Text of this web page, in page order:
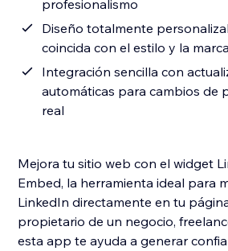
profesionalismo
Diseño totalmente
coincida con el estilo y la
Integración sencilla con
automáticas para cambios de
real
Mejora tu sitio web con el widget
Embed, la herramienta ideal para
LinkedIn directamente en tu
propietario de un negocio,
esta app te ayuda a generar